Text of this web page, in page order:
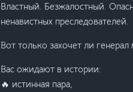
Властный. Безжалостный.
ненавистных преследователей.
Вот только захочет ли
Вас ожидают в истории:
🔥 истинная пара,